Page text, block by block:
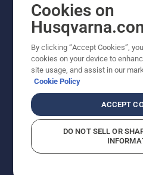
Pravne informacije o
Ostale stranice tvrtke
Cookies on
By clicking “Accept Cookies”,
cookies on your device to
site usage, and assist in our
Cookie Policy
ACCEPT
DO NOT SELL OR